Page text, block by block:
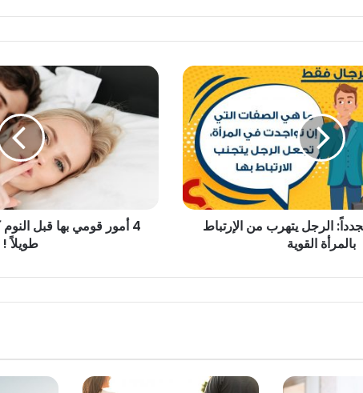
الرجل يتهرب من الإرتباط
بالمرأة القوية
4 أمور قومي بها قبل
طويلاً !